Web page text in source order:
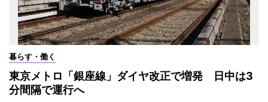
暮らす・働く
東京メトロ「銀座線」ダイヤ改正で増発 日中は3
分間隔で運行へ